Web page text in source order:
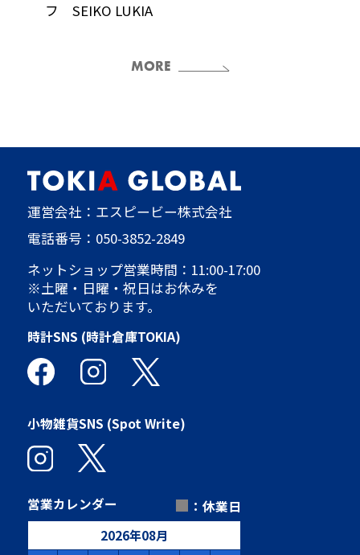
フ SEIKO LUKIA
MORE
運営会社：エスピービー株式会社
電話番号： 050-3852-2849
ネットショップ営業時間：11:00-17:00
※土曜・日曜・祝日はお休みを
いただいております。
時計SNS (時計倉庫TOKIA)
小物雑貨SNS (Spot Write)
営業カレンダー ■ ：休業日
2026年08月